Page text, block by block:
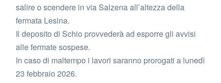
salire o scendere in via Salzena all’altezza della
fermata Lesina.
Il deposito di Schio provvederà ad esporre gli avvisi
alle fermate sospese.
In caso di maltempo i lavori saranno prorogati a lunedì
23 febbraio 2026.